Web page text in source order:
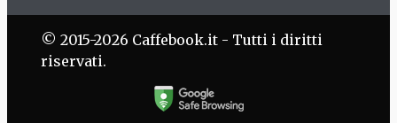
© 2015-2026 Caffebook.it - Tutti i diritti
riservati.